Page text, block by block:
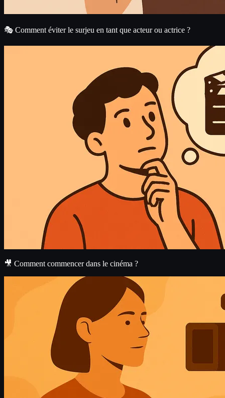
🎭 Comment éviter le surjeu en tant que acteur ou actrice ?
🎥 Comment commencer dans le cinéma ?